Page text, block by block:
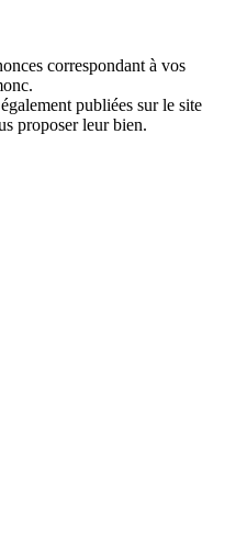
correspondant à vos
publiées sur le site
proposer leur bien.